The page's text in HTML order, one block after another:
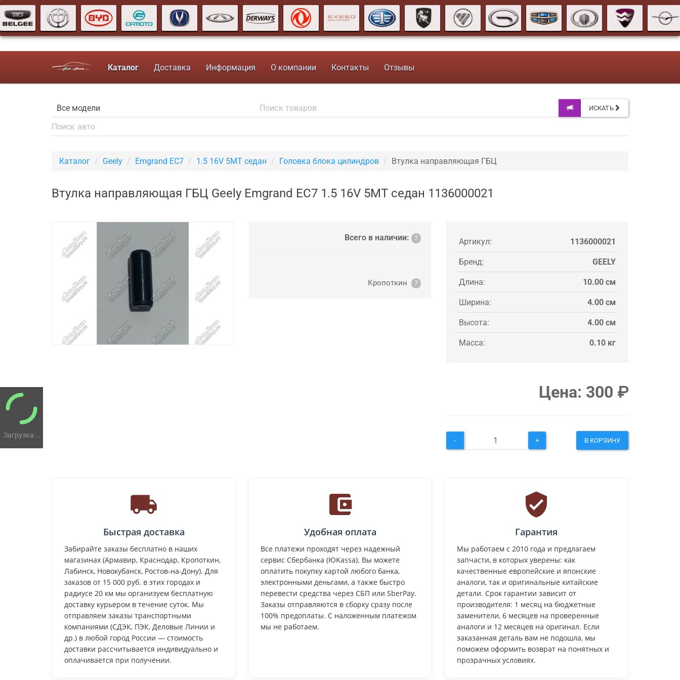
Загрузка...
Каталог Доставка Информация О компании Контакты Отзывы
ИСКАТЬ
Каталог Geely Emgrand EC7 1.5 16V 5MT седан Головка блока цилиндров Втулка направляющая ГБЦ
Втулка направляющая ГБЦ Geely Emgrand EC7 1.5 16V 5MT седан 1136000021
Всего в наличии: 7
Кропоткин 7
Артикул: 1136000021
Бренд: GEELY
Длина: 10.00 см
Ширина: 4.00 см
Высота: 4.00 см
Масса: 0.10 кг
Цена: 300 ₽
- + В КОРЗИНУ
Быстрая доставка
Забирайте заказы бесплатно в наших
магазинах (Армавир, Краснодар, Кропоткин,
Лабинск, Новокубанск, Ростов-на-Дону). Для
заказов от 15 000 руб. в этих городах и
радиусе 20 км мы организуем бесплатную
доставку курьером в течение суток. Мы
отправляем заказы транспортными
компаниями (СДЭК, ПЭК, Деловые Линии и
др.) в любой город России — стоимость
доставки рассчитывается индивидуально и
оплачивается при получении.
Удобная оплата
Все платежи проходят через надежный
сервис Сбербанка (ЮKassa). Вы можете
оплатить покупку картой любого банка,
электронными деньгами, а также быстро
перевести средства через СБП или SberPay.
Заказы отправляются в сборку сразу после
100% предоплаты. С наложенным платежом
мы не работаем.
Гарантия
Мы работаем с 2010 года и предлагаем
запчасти, в которых уверены: как
качественные европейские и японские
аналоги, так и оригинальные китайские
детали. Срок гарантии зависит от
производителя: 1 месяц на бюджетные
заменители, 6 месяцев на проверенные
аналоги и 12 месяцев на оригинал. Если
заказанная деталь вам не подошла, мы
поможем оформить возврат на понятных и
прозрачных условиях.